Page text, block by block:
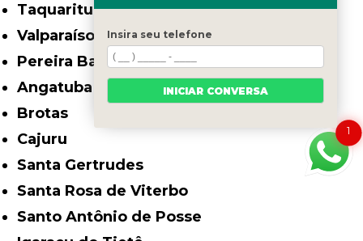
Taquarituba
Valparaíso
Pereira Barreto
Angatuba
Brotas
Cajuru
Santa Gertrudes
Santa Rosa de Viterbo
Santo Antônio de Posse
1
Insira seu telefone
INICIAR CONVERSA